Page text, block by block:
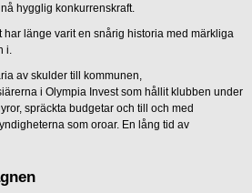
hygglig konkurrenskraft.
har länge varit en snårig historia med märkliga
i.
av skulder till kommunen,
i Olympia Invest som hållit klubben under
spräckta budgetar och till och med
som oroar. En lång tid av